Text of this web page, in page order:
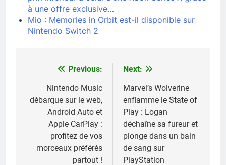
à une offre exclusive…
Mio : Memories in Orbit est-il disponible sur
Nintendo Switch 2
Navigation
l’article
Previous:
Nintendo Music
débarque sur le web,
Android Auto et
Apple CarPlay :
profitez de vos
morceaux préférés
partout !
Next:
Marvel’s Wolverine
enflamme le State of
Play : Logan
déchaîne sa fureur et
plonge dans un bain
de sang sur
PlayStation